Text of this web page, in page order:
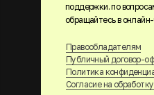
Правообладателям
Публичный договор-
Политика
Согласие на
поддержки. по
обращайтесь в